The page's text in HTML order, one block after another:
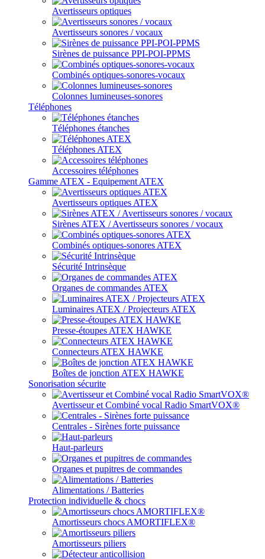
Avertisseurs optiques
Avertisseurs sonores / vocaux
Sirènes de puissance PPI-POI-PPMS
Combinés optiques-sonores-vocaux
Colonnes lumineuses-sonores
Téléphones
Téléphones étanches
Téléphones ATEX
Accessoires téléphones
Gamme ATEX - Equipement ATEX
Avertisseurs optiques ATEX
Sirènes ATEX / Avertisseurs sonores / vocaux
Combinés optiques-sonores ATEX
Sécurité Intrinsèque
Organes de commandes ATEX
Luminaires ATEX / Projecteurs ATEX
Presse-étoupes ATEX HAWKE
Connecteurs ATEX HAWKE
Boîtes de jonction ATEX HAWKE
Sonorisation sécurite
Avertisseur et Combiné vocal Radio SmartVOX®
Centrales - Sirènes forte puissance
Haut-parleurs
Organes et pupitres de commandes
Alimentations / Batteries
Protection individuelle & chocs
Amortisseurs chocs AMORTIFLEX®
Amortisseurs piliers